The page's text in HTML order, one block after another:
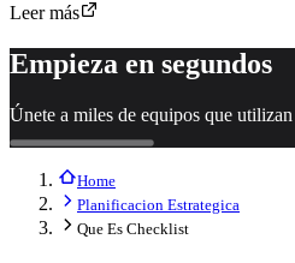
Leer más
Empieza en segundos
Únete a miles de equipos que
Home
Planificacion Estrategica
Que Es Checklist